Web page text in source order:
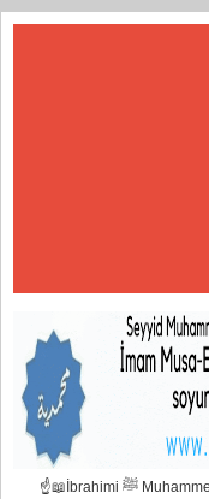
☝📖İbrahimi ﷺ Muhammedi ﷺ Hanif İslam📖☝﷽𐰃𐰠𐰯☝📖